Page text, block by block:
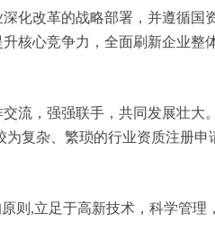
化改革的战略部署，并遵循
核心竞争力，全面刷新企业
流，强强联手，共同发展壮
复杂、繁琐的行业资质注册
则,立足于高新技术，科学管